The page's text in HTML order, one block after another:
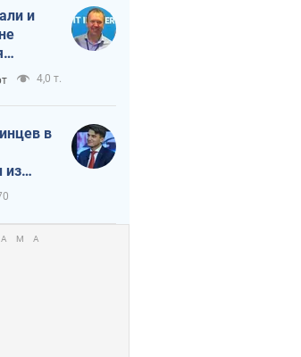
и
4,0 т.
в
из
НБУ